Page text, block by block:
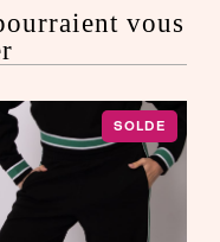
vous
SOLDE